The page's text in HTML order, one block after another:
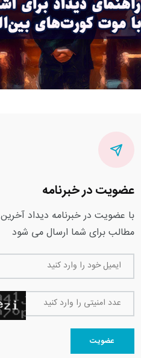
عضویت در خبرنامه
با عضویت در خبرنامه دیداد آخرین
مطالب برای شما ارسال می شود
ایمیل خود را وارد کنید
عدد امنیتی را وارد کنید
عضویت